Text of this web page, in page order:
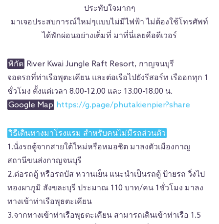
ประทับใจมากๆ
มาเจอประสบการณ์ใหม่ๆแบบไม่มีไฟฟ้า ไม่ต้องใช้โทรศัพท์
ได้พักผ่อนอย่างเต็มที่ มาที่นี่เลยคือดีเวอร์
พิกัด River Kwai Jungle Raft Resort, กาญจนบุรี
จอดรถที่ท่าเรือพุตะเคียน และต่อเรือไปยังรีสอร์ท เรืออกทุก 1
ชั่วโมง ตั้งแต่เวลา 8.00-12.00 และ 13.00-18.00 น.
Google Map https://g.page/phutakienpier?share
วิธีเดินทางมาโรงแรม สำหรับคนไม่มีรถส่วนตัว
1.นั่งรถตู้จากสายใต้ใหม่หรือหมอชิต มาลงตัวเมืองกาญ
สถานีขนส่งกาญจนบุรี
2.ต่อรถตู้ หรือรถบัส หวานเย็น แนะนำเป็นรถตู้ ป้ายรถ วิ่งไป
ทองผาภูมิ สังขละบุรี ประมาณ 110 บาท/คน 1ชั่วโมง มาลง
ทางเข้าท่าเรือพุธตะเคียน
3.จากทางเข้าท่าเรือพุธตะเคียน สามารถเดินเข้าท่าเรือ 1.5